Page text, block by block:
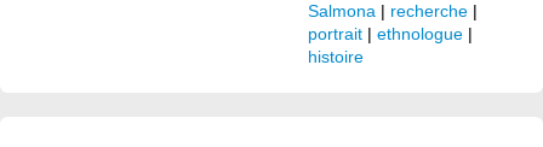
Salmona | recherche |
portrait | ethnologue |
histoire